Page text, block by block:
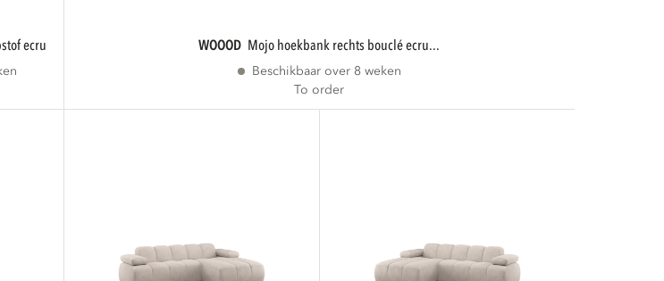
ecru WOOOD mojo hoekbank rechts bouclé ecru...
Beschikbaar over 8 weken
To order